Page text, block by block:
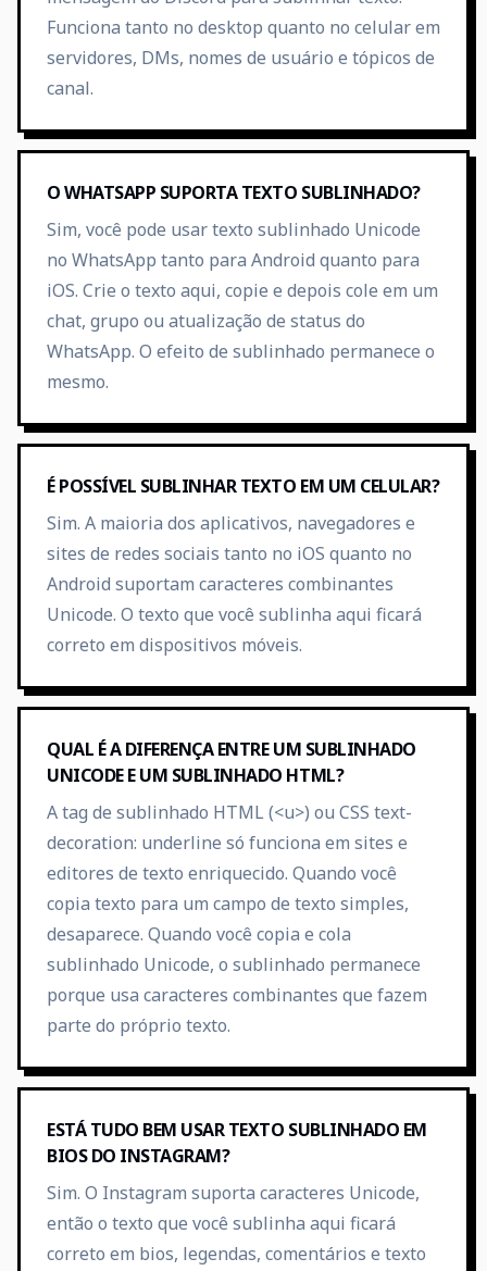
Funciona tanto no desktop quanto no celular em
servidores, DMs, nomes de usuário e tópicos de
canal.
O WHATSAPP SUPORTA TEXTO SUBLINHADO?
Sim, você pode usar texto sublinhado Unicode
no WhatsApp tanto para Android quanto para
iOS. Crie o texto aqui, copie e depois cole em um
chat, grupo ou atualização de status do
WhatsApp. O efeito de sublinhado permanece o
mesmo.
É POSSÍVEL SUBLINHAR TEXTO EM UM CELULAR?
Sim. A maioria dos aplicativos, navegadores e
sites de redes sociais tanto no iOS quanto no
Android suportam caracteres combinantes
Unicode. O texto que você sublinha aqui ficará
correto em dispositivos móveis.
QUAL É A DIFERENÇA ENTRE UM SUBLINHADO
UNICODE E UM SUBLINHADO HTML?
A tag de sublinhado HTML (<u>) ou CSS text-
decoration: underline só funciona em sites e
editores de texto enriquecido. Quando você
copia texto para um campo de texto simples,
desaparece. Quando você copia e cola
sublinhado Unicode, o sublinhado permanece
porque usa caracteres combinantes que fazem
parte do próprio texto.
ESTÁ TUDO BEM USAR TEXTO SUBLINHADO EM
BIOS DO INSTAGRAM?
Sim. O Instagram suporta caracteres Unicode,
então o texto que você sublinha aqui ficará
correto em bios, legendas, comentários e texto